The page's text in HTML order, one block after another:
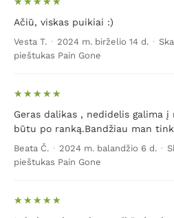
Ačiū, viskas puikiai :)
Vesta T. · 2024 m. birželio 14 d. ·
pieštukas Pain Gone
Geras dalikas , nedidelis galima
būtu po ranką.Bandžiau man
Beata Č. · 2024 m. balandžio 6 d. ·
pieštukas Pain Gone